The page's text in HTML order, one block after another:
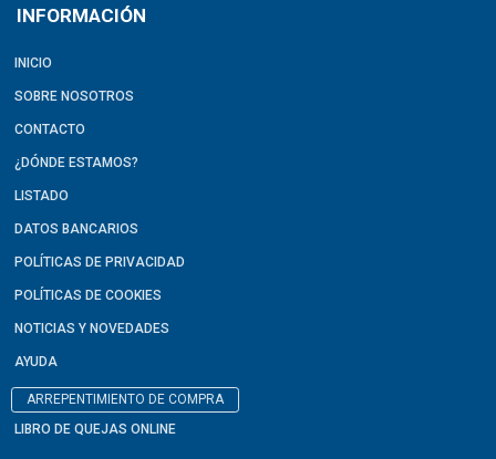
INFORMACIÓN
INICIO
SOBRE NOSOTROS
CONTACTO
¿DÓNDE ESTAMOS?
LISTADO
DATOS BANCARIOS
POLÍTICAS DE PRIVACIDAD
POLÍTICAS DE COOKIES
NOTICIAS Y NOVEDADES
AYUDA
ARREPENTIMIENTO DE COMPRA
LIBRO DE QUEJAS ONLINE